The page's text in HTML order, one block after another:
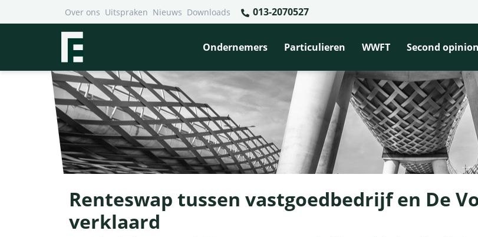
Over ons Uitspraken Nieuws Downloads 013-2070527
Ondernemers Particulieren WWFT Second opinion
Renteswap tussen vastgoedbedrijf en De
verklaard